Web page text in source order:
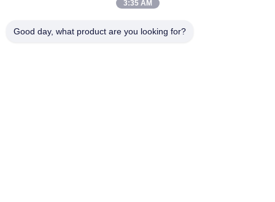
ผลิตภัณฑ์
3:35 AM
Good day, what product are you looking for?